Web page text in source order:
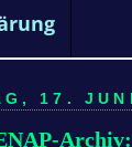
17.